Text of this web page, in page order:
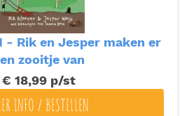
- Rik en Jesper maken er
zooitje van
€ 18,99 p/st
INFO / BESTELLEN